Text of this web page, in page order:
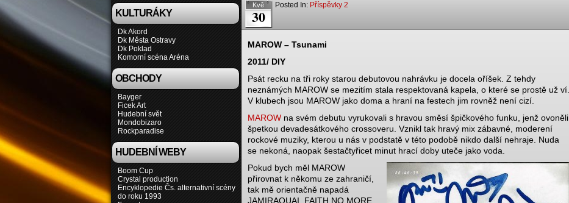
KULTURÁKY
Dk Akord
Dk Města Ostravy
Dk Poklad
Komorní scéna Aréna
OBCHODY
Bayger
Ficek Art
Hudební svět
Mondobizaro
Rockparadise
HUDEBNÍ WEBY
Boom Cup
Crystal production
Encyklopedie Čs. alternativní scény
do roku 1993
Kvě
30
Posted In: Příspěvky 2
MAROW – Tsunami
2011/ DIY
Psát recku na tři roky starou debutovou nahrávku je docela oříšek. Z tehdy
neznámých MAROW se mezitím stala respektovaná kapela, o které se prostě už ví.
V klubech jsou MAROW jako doma a hraní na festech jim rovněž není cizí.
MAROW na svém debutu vyrukovali s hravou směsí špičkového funku, jenž ovoněli
špetkou devadesátkového crossoveru. Vznikl tak hravý mix zábavné, moderení
rockové muziky, kterou u nás v podstatě v této podobě nikdo další nehraje. Nuda
se nekoná, naopak šestačtyřicet minut hrací doby uteče jako voda.
Pokud bych měl MAROW
přirovnat k někomu ze zahraničí,
tak mě orientačně napadá
JAMIRAQUAI, FAITH NO MORE,